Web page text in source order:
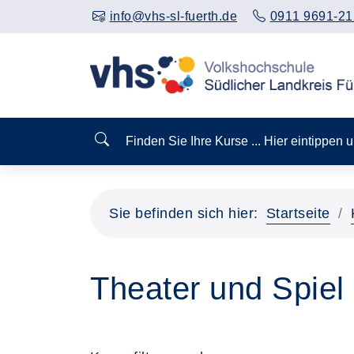
info@vhs-sl-fuerth.de 0911 9691-
Finden Sie Ihre Kurse ... Hier
Sie befinden sich hier: Startseite
Theater und Spiel